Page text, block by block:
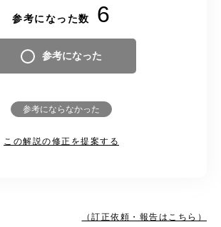
参考になった数 6
参考になった
参考にならなかった
この解説の修正を提案する
（訂正依頼・報告はこちら）